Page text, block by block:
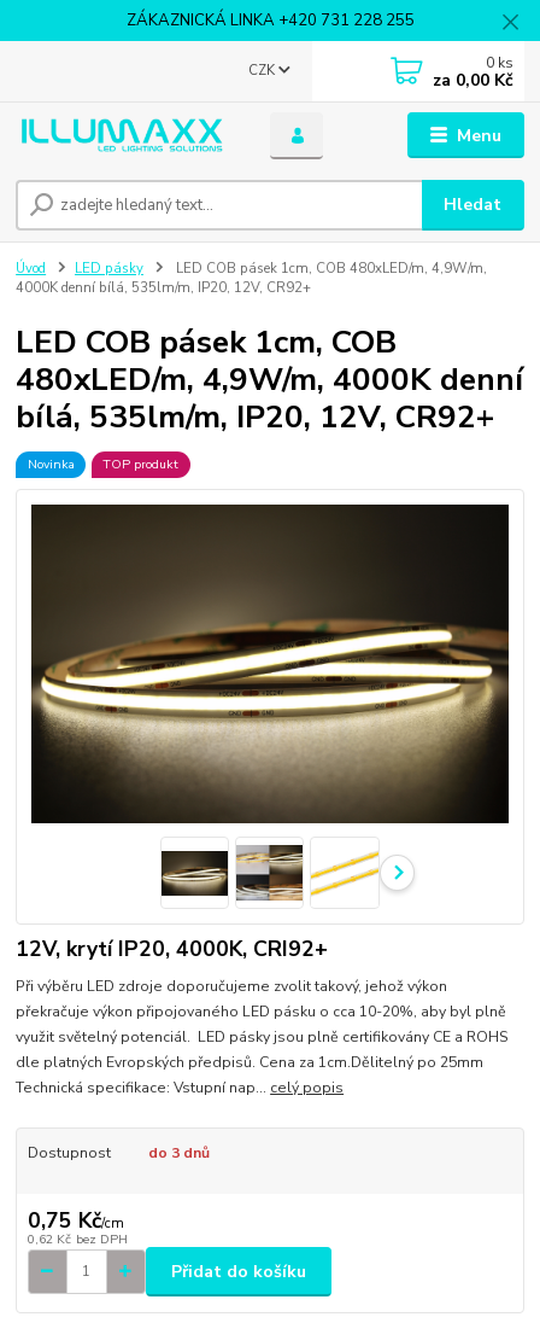
ZÁKAZNICKÁ LINKA +420 731 228 255
Menu
CZK
Hledat
0 ks
za 0,00 Kč
Úvod LED pásky
LED COB pásek 1cm, COB 480xLED/m, 4,9W/m,
4000K denní bílá, 535lm/m, IP20, 12V, CR92+
LED COB pásek 1cm, COB
480xLED/m, 4,9W/m, 4000K denní
bílá, 535lm/m, IP20, 12V, CR92+
Novinka TOP produkt
12V, krytí IP20, 4000K, CRI92+
Při výběru LED zdroje doporučujeme zvolit takový, jehož výkon
překračuje výkon připojovaného LED pásku o cca 10-20%, aby byl plně
využit světelný potenciál. LED pásky jsou plně certifikovány CE a ROHS
dle platných Evropských předpisů. Cena za 1cm.Dělitelný po 25mm
Technická specifikace: Vstupní nap... celý popis
Dostupnost do 3 dnů
0,75 Kč/cm
0,62 Kč bez DPH
Přidat do košíku